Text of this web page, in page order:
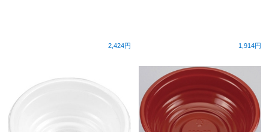
2,424円 1,914円